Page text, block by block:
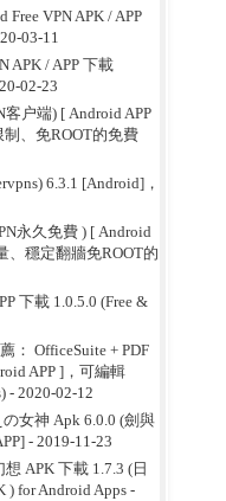
VPN APK / APP
03-11
APK / APP 下載
02-23
客户端) [ Android APP
、免ROOT的免費
6.3.1 [Android]，
永久免費 ) [ Android
、穩定翻牆免ROOT的
下載 1.0.5.0 (Free &
： OfficeSuite + PDF
APP ]，可編輯
- 2020-02-12
女神 Apk 6.0.0 (劍與
- 2019-11-23
想 APK 下載 1.7.3 (日
) for Android Apps -